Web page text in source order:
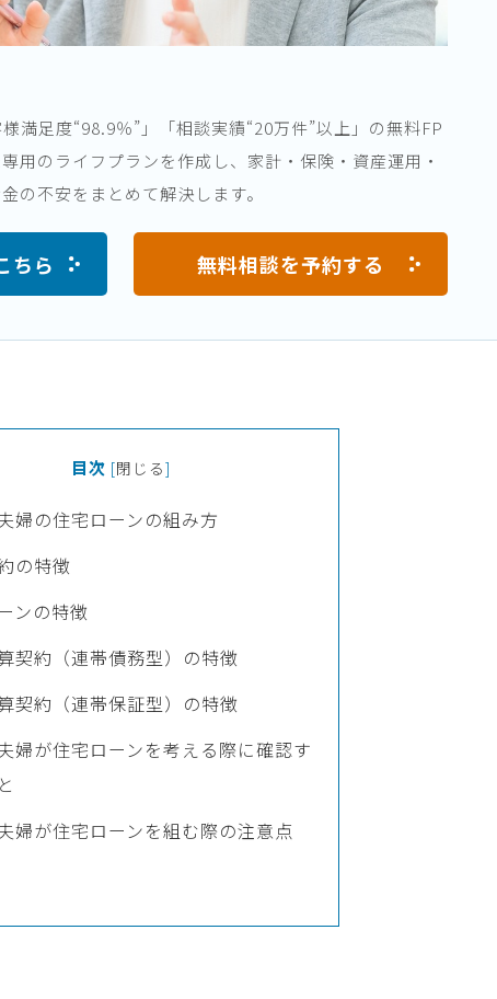
満足度“98.9％”」「相談実績“20万件”以上」の無料FP
用のライフプランを作成し、家計・保険・資産運用・
の不安をまとめて解決します。
ちら 無料相談を予約する
目次 [閉じる]
婦の住宅ローンの組み方
の特徴
ンの特徴
契約（連帯債務型）の特徴
契約（連帯保証型）の特徴
婦が住宅ローンを考える際に確認す
婦が住宅ローンを組む際の注意点